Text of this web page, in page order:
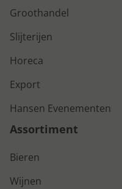
Groothandel
Slijterijen
Horeca
Export
Hansen Evenementen
Assortiment
Bieren
Wijnen